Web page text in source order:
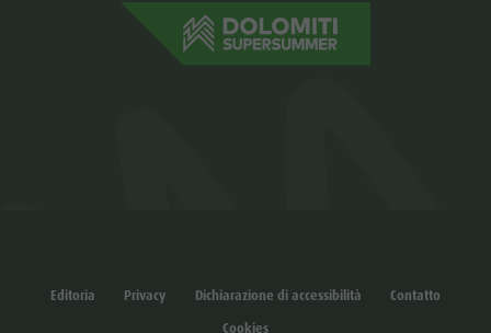
Editoria Privacy Dichiarazione di accessibilità
Contatto
Cookies